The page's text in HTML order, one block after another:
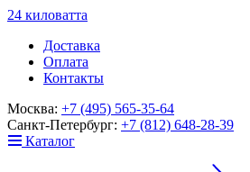
24 киловатта
Доставка
Оплата
Контакты
Москва: +7 (495) 565-35-64
Санкт-Петербург: +7 (812) 648-28-39
Каталог